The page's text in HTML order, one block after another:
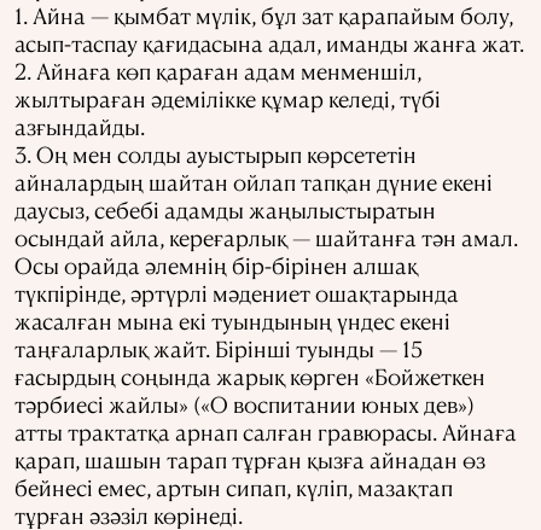
1. Айна — қымбат мүлік, бұл зат қарапайым болу,
асып-таспау қағидасына адал, иманды жанға жат.
2. Айнаға көп қараған адам менменшіл,
жылтыраған әдемілікке құмар келеді, түбі
азғындайды.
3. Оң мен солды ауыстырып көрсететін
айналардың шайтан ойлап тапқан дүние екені
даусыз, себебі адамды жаңылыстыратын
осындай айла, кереғарлық — шайтанға тән амал.
Осы орайда әлемнің бір-бірінен алшақ
түкпірінде, әртүрлі мәдениет ошақтарында
жасалған мына екі туындының үндес екені
таңғаларлық жайт. Бірінші туынды — 15
ғасырдың соңында жарық көрген «Бойжеткен
тәрбиесі жайлы» («О воспитании юных дев»)
атты трактатқа арнап салған гравюрасы. Айнаға
қарап, шашын тарап тұрған қызға айнадан өз
бейнесі емес, артын сипап, күліп, мазақтап
тұрған әзәзіл көрінеді.